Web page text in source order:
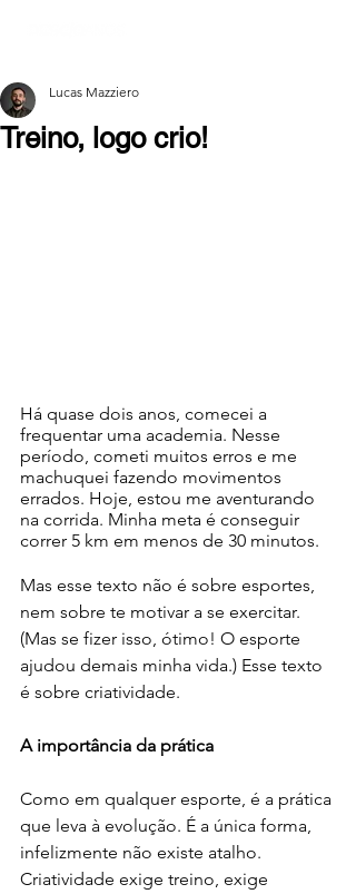
Treino, logo crio!
Lucas Mazziero
Há quase dois anos, comecei a
frequentar uma academia. Nesse
período, cometi muitos erros e me
machuquei fazendo movimentos
errados. Hoje, estou me aventurando
na corrida. Minha meta é conseguir
correr 5 km em menos de 30 minutos.
Mas esse texto não é sobre esportes,
nem sobre te motivar a se exercitar.
(Mas se fizer isso, ótimo! O esporte
ajudou demais minha vida.) Esse texto
é sobre criatividade.
A importância da prática
Como em qualquer esporte, é a prática
que leva à evolução. É a única forma,
infelizmente não existe atalho.
Criatividade exige treino, exige